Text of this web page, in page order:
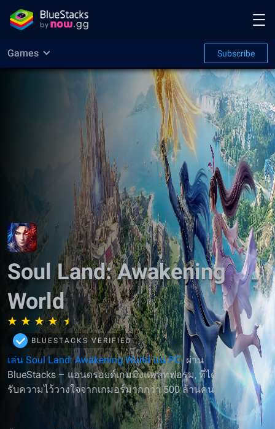
Games Subscribe
Soul Land: Awakening
World
BLUESTACKS VERIFIED
เล่น Soul Land: Awakening World บน PC ผ่าน
BlueStacks – แอนดรอยด์เกมมิ่งแพลทฟอรฺม, ที่ได้
รับความไว้วางใจจากเกมอร์มากกว่า 500 ล้านคน